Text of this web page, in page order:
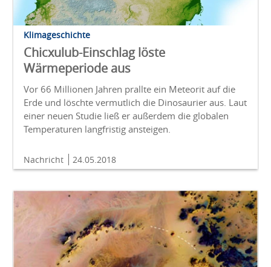
Klimageschichte
Chicxulub-Einschlag löste
Wärmeperiode aus
Vor 66 Millionen Jahren prallte ein Meteorit auf die
Erde und löschte vermutlich die Dinosaurier aus. Laut
einer neuen Studie ließ er außerdem die globalen
Temperaturen langfristig ansteigen.
Nachricht 24.05.2018